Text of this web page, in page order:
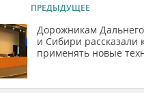
ПРЕДЫДУЩЕЕ
Дорожникам Дальнего
и Сибири рассказали
применять новые